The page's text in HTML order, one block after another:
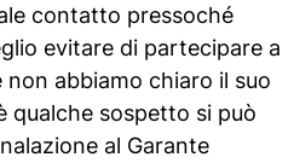
contatto pressoché
evitare di partecipare a
abbiamo chiaro il suo
qualche sospetto si può
al Garante